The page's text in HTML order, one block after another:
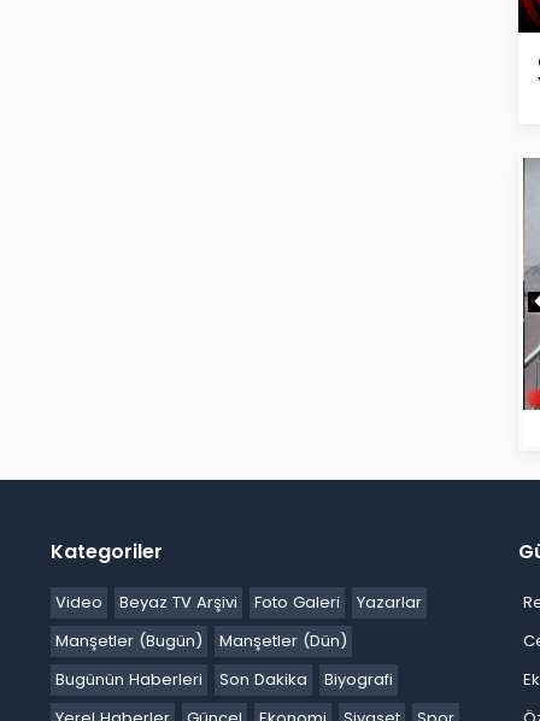
Kategoriler
Video Beyaz TV Arşivi Foto Galeri
Yazarlar
Manşetler (Bugün)
Manşetler (Dün)
Bugünün Haberleri
Son Dakika
Biyografi